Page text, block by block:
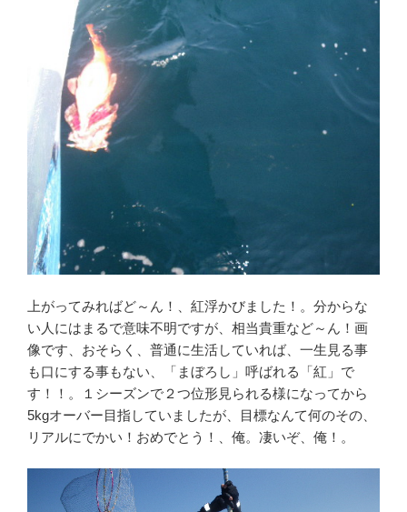
上がってみればど～ん！、紅浮かびました！。分からな
い人にはまるで意味不明ですが、相当貴重など～ん！画
像です、おそらく、普通に生活していれば、一生見る事
も口にする事もない、「まぼろし」呼ばれる「紅」で
す！！。１シーズンで２つ位形見られる様になってから
5kgオーバー目指していましたが、目標なんて何のその、
リアルにでかい！おめでとう！、俺。凄いぞ、俺！。